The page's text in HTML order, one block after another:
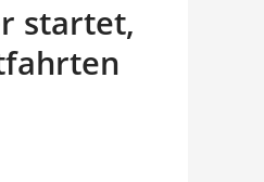
startet,